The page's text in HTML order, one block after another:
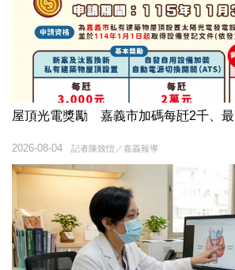
屋頂光電獎勵 嘉義市加碼每瓩2千、
記者陳致愷／嘉義報導
2026-08-04